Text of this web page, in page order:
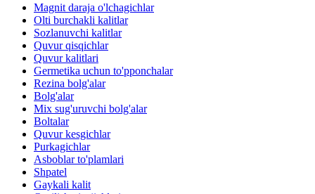
Magnit daraja o'lchagichlar
Olti burchakli kalitlar
Sozlanuvchi kalitlar
Quvur qisqichlar
Quvur kalitlari
Germetika uchun to'pponchalar
Rezina bolg'alar
Bolg'alar
Mix sug'uruvchi bolg'alar
Boltalar
Quvur kesgichlar
Purkagichlar
Asboblar to'plamlari
Shpatel
Gaykali kalit